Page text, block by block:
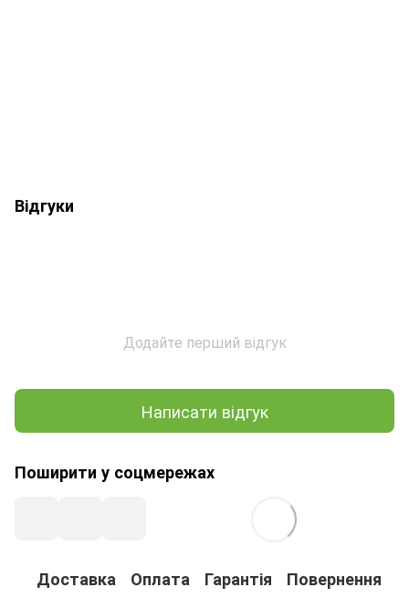
Відгуки
Додайте перший відгук
Написати відгук
Поширити у соцмережах
Доставка Оплата Гарантія Повернення